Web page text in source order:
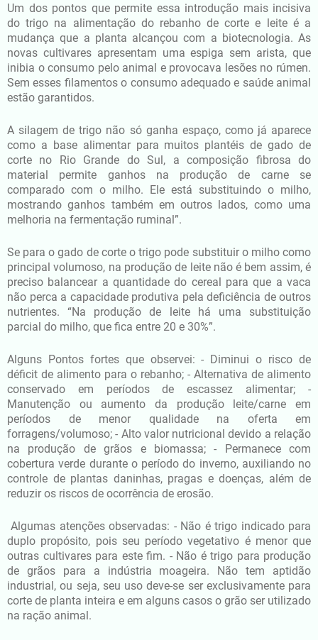
Um dos pontos que permite essa introdução mais incisiva
do trigo na alimentação do rebanho de corte e leite é a
mudança que a planta alcançou com a biotecnologia. As
novas cultivares apresentam uma espiga sem arista, que
inibia o consumo pelo animal e provocava lesões no rúmen.
Sem esses filamentos o consumo adequado e saúde animal
estão garantidos.
A silagem de trigo não só ganha espaço, como já aparece
como a base alimentar para muitos plantéis de gado de
corte no Rio Grande do Sul, a composição fibrosa do
material permite ganhos na produção de carne se
comparado com o milho. Ele está substituindo o milho,
mostrando ganhos também em outros lados, como uma
melhoria na fermentação ruminal”.
Se para o gado de corte o trigo pode substituir o milho como
principal volumoso, na produção de leite não é bem assim, é
preciso balancear a quantidade do cereal para que a vaca
não perca a capacidade produtiva pela deficiência de outros
nutrientes. “Na produção de leite há uma substituição
parcial do milho, que fica entre 20 e 30%”.
Alguns Pontos fortes que observei: - Diminui o risco de
déficit de alimento para o rebanho; - Alternativa de alimento
conservado em períodos de escassez alimentar; -
Manutenção ou aumento da produção leite/carne em
períodos de menor qualidade na oferta em
forragens/volumoso; - Alto valor nutricional devido a relação
na produção de grãos e biomassa; - Permanece com
cobertura verde durante o período do inverno, auxiliando no
controle de plantas daninhas, pragas e doenças, além de
reduzir os riscos de ocorrência de erosão.
Algumas atenções observadas: - Não é trigo indicado para
duplo propósito, pois seu período vegetativo é menor que
outras cultivares para este fim. - Não é trigo para produção
de grãos para a indústria moageira. Não tem aptidão
industrial, ou seja, seu uso deve-se ser exclusivamente para
corte de planta inteira e em alguns casos o grão ser utilizado
na ração animal.